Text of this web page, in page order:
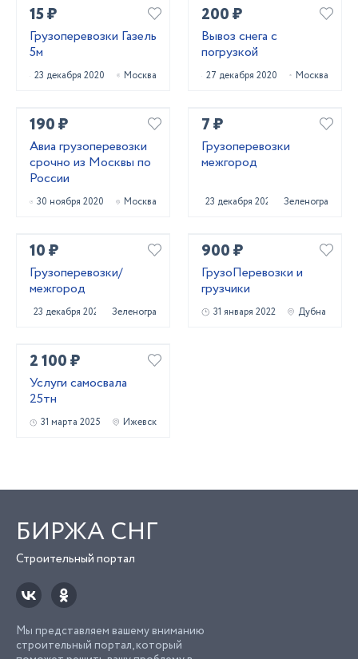
15 ₽
Грузоперевозки Газель
5м
23 декабря 2020 Москва
200 ₽
Вывоз снега с
погрузкой
27 декабря 2020 Москва
190 ₽
Авиа грузоперевозки
срочно из Москвы по
России
30 ноября 2020 Москва
7 ₽
Грузоперевозки
межгород
23 декабря 2020 Зеленоград
10 ₽
Грузоперевозки/
межгород
23 декабря 2020 Зеленоград
900 ₽
ГрузоПеревозки и
грузчики
31 января 2022 Дубна
2 100 ₽
Услуги самосвала
25тн
31 марта 2025 Ижевск
БИРЖА СНГ
Строительный портал
Мы представляем вашему вниманию
строительный портал, который